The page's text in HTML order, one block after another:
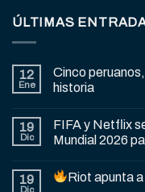
ÚLTIMAS
12
Ene
Cinco
historia
19
Dic
FIFA y Netflix
Mundial 2026
19
Dic
Riot apunta a